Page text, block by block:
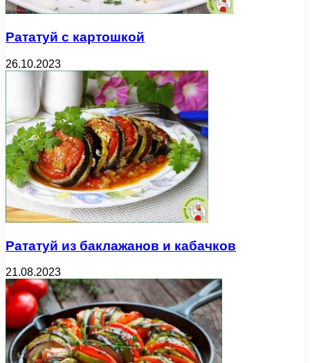
Рататуй с картошкой
26.10.2023
Рататуй из баклажанов и кабачков
21.08.2023